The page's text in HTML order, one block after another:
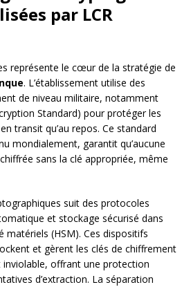
par LCR
représente le cœur de la stratégie de
. L’établissement utilise des
de niveau militaire, notamment
Standard) pour protéger les
transit qu’au repos. Ce standard
mondialement, garantit qu’aucune
sans la clé appropriée, même
suit des protocoles
et stockage sécurisé dans
matériels (HSM). Ces dispositifs
et gèrent les clés de chiffrement
offrant une protection
d’extraction. La séparation